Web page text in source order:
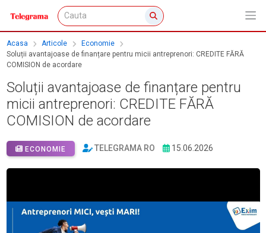
Acasa Articole
Economie
Soluții avantajoase de finanțare pentru micii antreprenori: CREDITE FĂRĂ
COMISION de acordare
Soluții avantajoase de finanțare pentru
micii antreprenori: CREDITE FĂRĂ
COMISION de acordare
ECONOMIE TELEGRAMA RO 15.06.2026